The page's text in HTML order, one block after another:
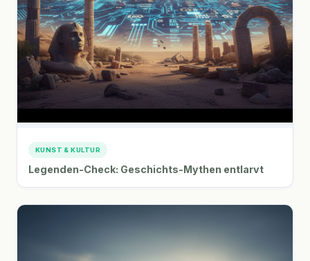
KUNST & KULTUR
Legenden-Check: Geschichts-Mythen entlarvt